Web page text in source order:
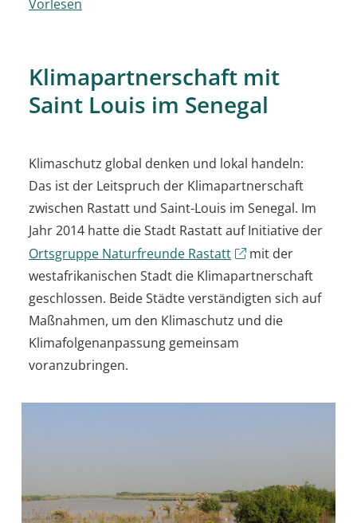
Vorlesen
Klimapartnerschaft mit
Saint Louis im Senegal
Klimaschutz global denken und lokal handeln:
Das ist der Leitspruch der Klimapartnerschaft
zwischen Rastatt und Saint-Louis im Senegal. Im
Jahr 2014 hatte die Stadt Rastatt auf Initiative der
Ortsgruppe Naturfreunde Rastatt
mit der
westafrikanischen Stadt die Klimapartnerschaft
geschlossen. Beide Städte verständigten sich auf
Maßnahmen, um den Klimaschutz und die
Klimafolgenanpassung gemeinsam
voranzubringen.